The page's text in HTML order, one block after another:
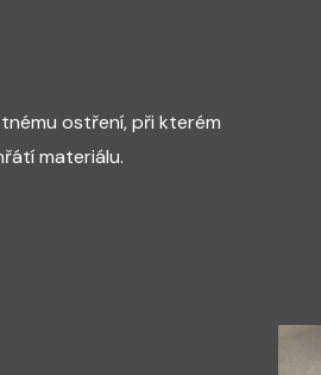
ostření, při kterém
materiálu.